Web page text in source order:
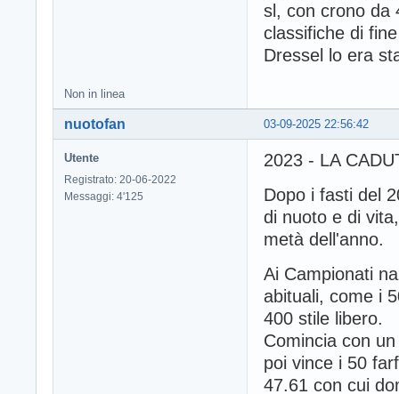
sl, con crono da
classifiche di
Dressel lo era
Non in linea
03-09-2025 22:56:42
nuotofan
Utente
Registrato: 20-06-2022
Messaggi: 4'125
2023 - LA
Dopo i fasti del
di nuoto e di
metà dell'anno.
Ai Campionati
abituali, come i
400 stile libero.
Comincia con
poi vince i 50
47.61 con cui